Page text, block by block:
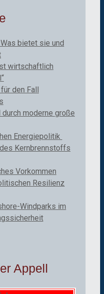
bietet sie und
wirtschaftlich
den Fall
moderne große
Energiepolitik
Kernbrennstoffs
Vorkommen
Resilienz
Windparks im
Appell